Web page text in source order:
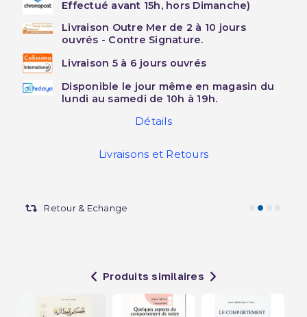
Effectué avant 15h, hors Dimanche)
Livraison Outre Mer de 2 à 10 jours
ouvrés - Contre Signature.
Livraison 5 à 6 jours ouvrés
Disponible le jour même en magasin du
lundi au samedi de 10h à 19h.
Détails
Livraisons et Retours
Retour & Echange
Produits similaires